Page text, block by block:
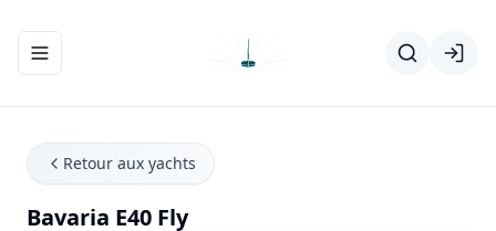
Ouvrir/fermer le menu de navigation
Retour aux yachts
Bavaria E40 Fly